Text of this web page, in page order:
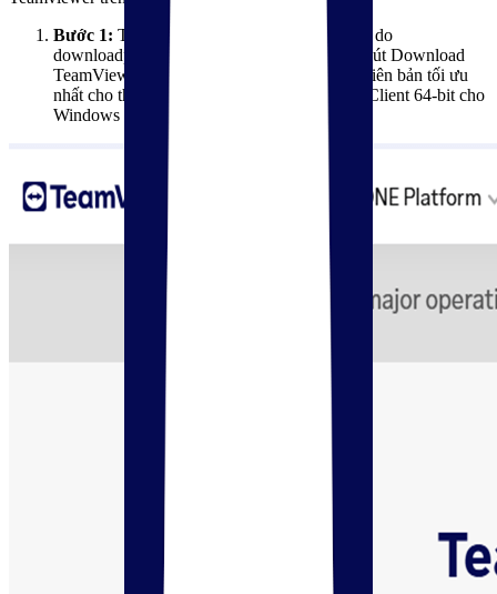
Bước 1: Truy cập vào trang chủ Teamviewer do
downloadphanmem.vn cung cấp. Nhấn vào nút Download
TeamViewer. Hệ thống sẽ tự động đề xuất phiên bản tối ưu
nhất cho thiết bị của bạn (thường là bản Full Client 64-bit cho
Windows 11/12).